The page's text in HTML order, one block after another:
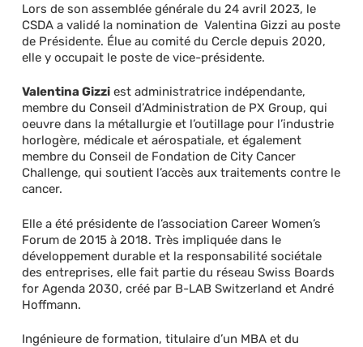
Lors de son assemblée générale du 24 avril 2023, le
CSDA a validé la nomination de Valentina Gizzi au poste
de Présidente. Élue au comité du Cercle depuis 2020,
elle y occupait le poste de vice-présidente.
Valentina Gizziest administratrice indépendante,
membre du Conseil d’Administration de PX Group, qui
oeuvre dans la métallurgie et l’outillage pour l’industrie
horlogère, médicale et aérospatiale, et également
membre du Conseil de Fondation de City Cancer
Challenge, qui soutient l’accès aux traitements contre le
cancer.
Elle a été présidente de l’association Career Women’s
Forum de 2015 à 2018. Très impliquée dans le
développement durable et la responsabilité sociétale
des entreprises, elle fait partie du réseau Swiss Boards
for Agenda 2030, créé par B-LAB Switzerland et André
Hoffmann.
Ingénieure de formation, titulaire d’un MBA et du